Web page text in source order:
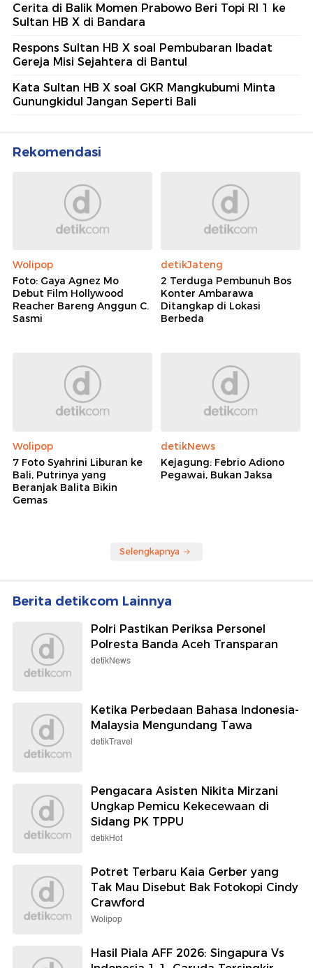
Cerita di Balik Momen Prabowo Beri Topi RI 1 ke
Sultan HB X di Bandara
Respons Sultan HB X soal Pembubaran Ibadat
Gereja Misi Sejahtera di Bantul
Kata Sultan HB X soal GKR Mangkubumi Minta
Gunungkidul Jangan Seperti Bali
Rekomendasi
Wolipop
Foto: Gaya Agnez Mo
Debut Film Hollywood
Reacher Bareng Anggun C.
Sasmi
detikJateng
2 Terduga Pembunuh Bos
Konter Ambarawa
Ditangkap di Lokasi
Berbeda
Wolipop
7 Foto Syahrini Liburan ke
Bali, Putrinya yang
Beranjak Balita Bikin
Gemas
detikNews
Kejagung: Febrio Adiono
Pegawai, Bukan Jaksa
Selengkapnya
Berita detikcom Lainnya
Polri Pastikan Periksa Personel
Polresta Banda Aceh Transparan
detikNews
Ketika Perbedaan Bahasa Indonesia-
Malaysia Mengundang Tawa
detikTravel
Pengacara Asisten Nikita Mirzani
Ungkap Pemicu Kekecewaan di
Sidang PK TPPU
detikHot
Potret Terbaru Kaia Gerber yang
Tak Mau Disebut Bak Fotokopi Cindy
Crawford
Wolipop
Hasil Piala AFF 2026: Singapura Vs